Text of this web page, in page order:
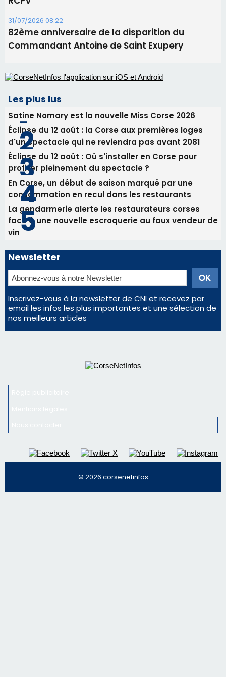
Les plus lus
Satine Nomary est la nouvelle Miss Corse 2026
Éclipse du 12 août : la Corse aux premières loges
d'un spectacle qui ne reviendra pas avant 2081
profiter pleinement du spectacle ?
consommation en recul dans les restaurants
La gendarmerie alerte les restaurateurs corses
face à une nouvelle escroquerie au faux vendeur de
vin
Newsletter
Inscrivez-vous à la newsletter de CNI et recevez par
email les infos les plus importantes et une sélection de
nos meilleurs articles
Régie publicitaire
Mentions légales
Nous contacter